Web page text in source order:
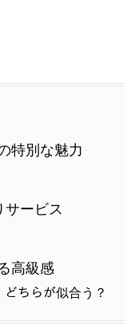
特別な魅力
ービス
高級感
どちらが似合う？